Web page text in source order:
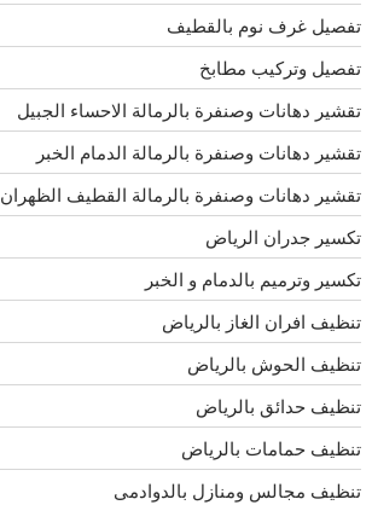
تفصيل غرف نوم بالقطيف
تفصيل وتركيب مطابخ
تقشير دهانات وصنفرة بالرمالة الاحساء الجبيل
تقشير دهانات وصنفرة بالرمالة الدمام الخبر
تقشير دهانات وصنفرة بالرمالة القطيف الظهران
تكسير جدران الرياض
تكسير وترميم بالدمام و الخبر
تنظيف افران الغاز بالرياض
تنظيف الحوش بالرياض
تنظيف حدائق بالرياض
تنظيف حمامات بالرياض
تنظيف مجالس ومنازل بالدوادمى